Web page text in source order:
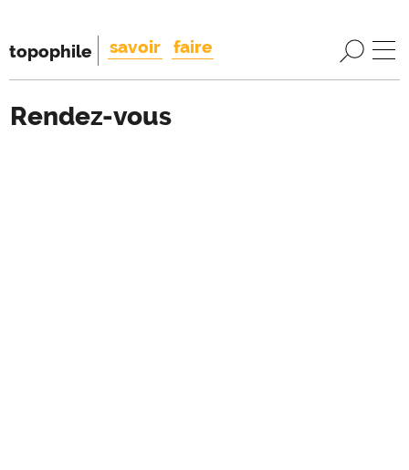
topophile savoir faire
Rendez-vous